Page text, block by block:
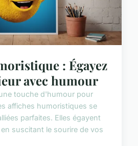
: Égayez
avec humour
touche d'humour pour
affiches humoristiques se
parfaites. Elles égayent
suscitant le sourire de vos